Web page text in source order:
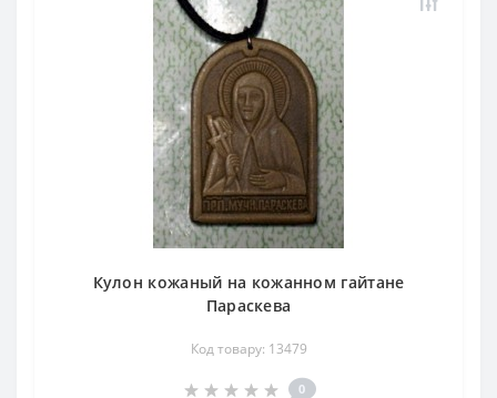
Кулон кожаный на кожанном гайтане
Параскева
Код товару: 13479
0